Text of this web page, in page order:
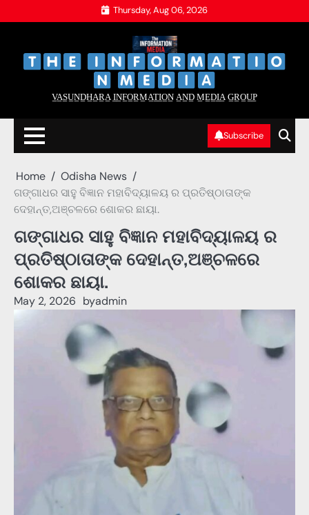
to
Thursday, Aug 06, 2026
V̲A̲S̲U̲N̲D̲H̲A̲R̲A̲ I̲N̲F̲O̲R̲M̲A̲T̲I̲O̲N̲ A̲N̲D̲ M̲E̲D̲I̲A̲ G̲R̲O̲U̲P̲
Subscribe
Home
Odisha News
ଗଙ୍ଗାଧର ସାହୁ ବିଜ୍ଞାନ ମହାବିଦ୍ୟାଳୟ ର ପ୍ରତିଷ୍ଠାତାଙ୍କ
ଦେହାନ୍ତ,ଅଞ୍ଚଳରେ ଶୋକର ଛାୟା.
ଗଙ୍ଗାଧର ସାହୁ ବିଜ୍ଞାନ ମହାବିଦ୍ୟାଳୟ ର
ପ୍ରତିଷ୍ଠାତାଙ୍କ ଦେହାନ୍ତ,ଅଞ୍ଚଳରେ
ଶୋକର ଛାୟା.
May 2, 2026 byadmin